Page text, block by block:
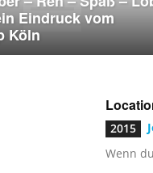
Eindruck vom
Köln
2015
Wenn